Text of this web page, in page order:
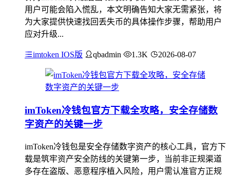
用户可能会陷入慌乱，本文明确告知大家无需紧张，将
为大家提供快速找回丢失币的具体操作步骤，帮助用户
应对升级...
imtoken IOS版 qbadmin 1.3K 2026-08-07
imToken冷钱包官方下载全攻略，安全存储数
字资产的关键一步
imToken冷钱包是安全存储数字资产的核心工具，官方下
载是筑牢资产安全防线的关键第一步，当前非正规渠道
多存在盗版、恶意程序植入风险，用户需认准官方正规